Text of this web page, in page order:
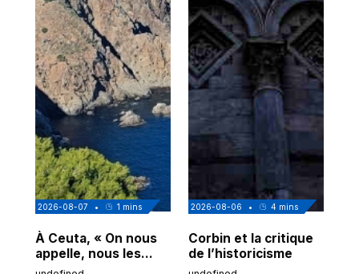
2026-08-07 • 1 mins
À Ceuta, « On nous
appelle, nous les
Espagnols d'origine
2026-08-06 • 4 mins
Corbin et la critique
de l’historicisme